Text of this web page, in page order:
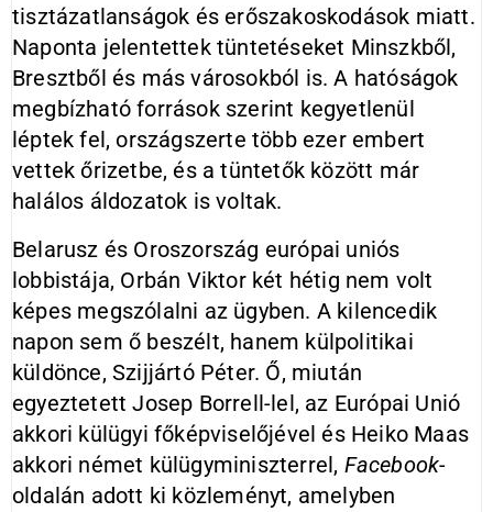
tisztázatlanságok és erőszakoskodások miatt.
Naponta jelentettek tüntetéseket Minszkből,
Bresztből és más városokból is. A hatóságok
megbízható források szerint kegyetlenül
léptek fel, országszerte több ezer embert
vettek őrizetbe, és a tüntetők között már
halálos áldozatok is voltak.
Belarusz és Oroszország európai uniós
lobbistája, Orbán Viktor két hétig nem volt
képes megszólalni az ügyben. A kilencedik
napon sem ő beszélt, hanem külpolitikai
küldönce, Szijjártó Péter. Ő, miután
egyeztetett Josep Borrell-lel, az Európai Unió
akkori külügyi főképviselőjével és Heiko Maas
akkori német külügyminiszterrel, Facebook-
oldalán adott ki közleményt, amelyben